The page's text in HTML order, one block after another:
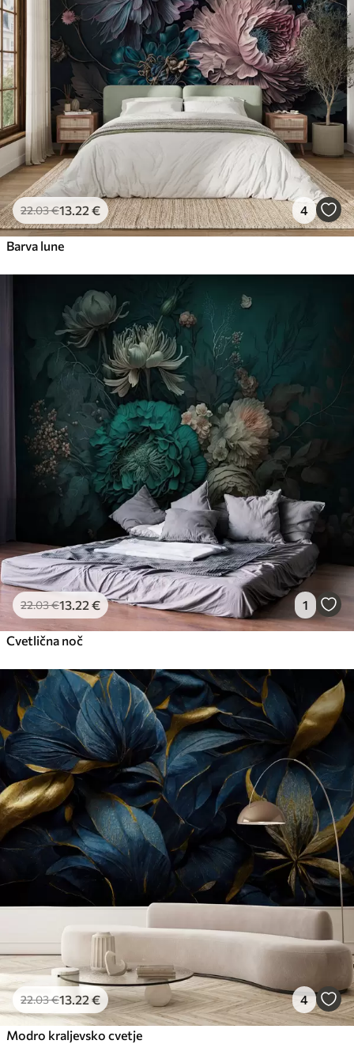
Premium vinil
.00 €/m²
Peel and Stick
81.67 49.00€/m²
22.03€13 .22 € 4
Barva lune
22.03€13 .22 € 1
Cvetlična noč
22.03€13 .22 € 4
Modro kraljevsko cvetje